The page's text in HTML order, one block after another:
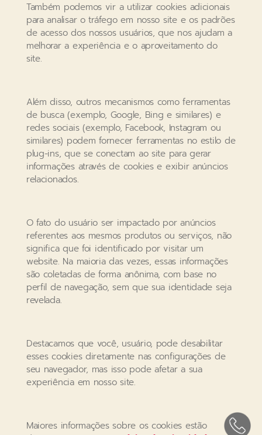
Também podemos vir a utilizar cookies adicionais
para analisar o tráfego em nosso site e os padrões
de acesso dos nossos usuários, que nos ajudam a
melhorar a experiência e o aproveitamento do
site.
Além disso, outros mecanismos como ferramentas
de busca (exemplo, Google, Bing e similares) e
redes sociais (exemplo, Facebook, Instagram ou
similares) podem fornecer ferramentas no estilo de
plug-ins, que se conectam ao site para gerar
informações através de cookies e exibir anúncios
relacionados.
O fato do usuário ser impactado por anúncios
referentes aos mesmos produtos ou serviços, não
significa que foi identificado por visitar um
website. Na maioria das vezes, essas informações
são coletadas de forma anônima, com base no
perfil de navegação, sem que sua identidade seja
revelada.
Destacamos que você, usuário, pode desabilitar
esses cookies diretamente nas configurações de
seu navegador, mas isso pode afetar a sua
experiência em nosso site.
Maiores informações sobre os cookies estão
Clik